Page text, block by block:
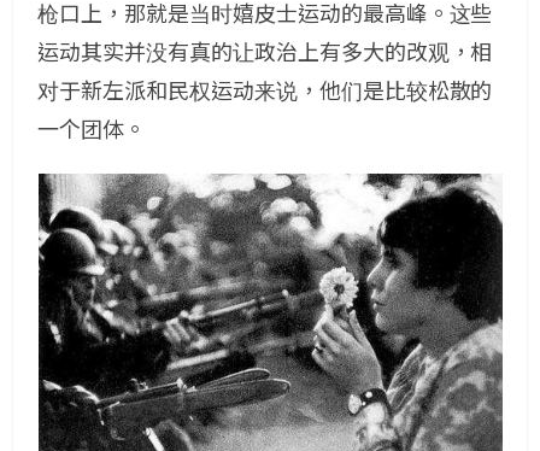
枪口上，那就是当时嬉皮士运动的最高峰。这些
运动其实并没有真的让政治上有多大的改观，相
对于新左派和民权运动来说，他们是比较松散的
一个团体。